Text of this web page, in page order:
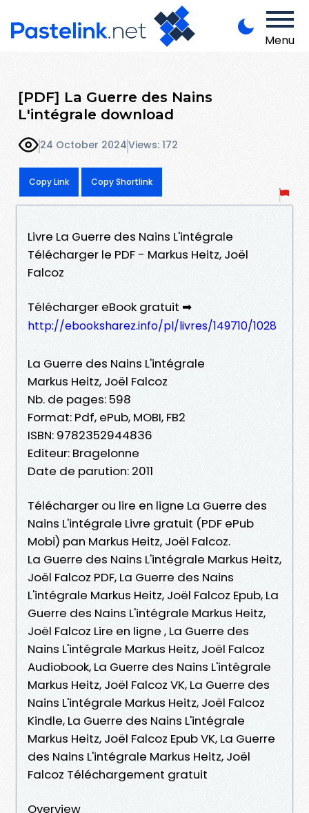
Menu
[PDF] La Guerre des Nains
L'intégrale download
24 October 2024Views: 172
Copy Link Copy Shortlink
Livre La Guerre des Nains L'intégrale
Télécharger le PDF - Markus Heitz, Joël
Falcoz
Télécharger eBook gratuit ➡
http://ebooksharez.info/pl/livres/149710/1028
La Guerre des Nains L'intégrale
Markus Heitz, Joël Falcoz
Nb. de pages: 598
Format: Pdf, ePub, MOBI, FB2
ISBN: 9782352944836
Editeur: Bragelonne
Date de parution: 2011
Télécharger ou lire en ligne La Guerre des
Nains L'intégrale Livre gratuit (PDF ePub
Mobi) pan Markus Heitz, Joël Falcoz.
La Guerre des Nains L'intégrale Markus Heitz,
Joël Falcoz PDF, La Guerre des Nains
L'intégrale Markus Heitz, Joël Falcoz Epub, La
Guerre des Nains L'intégrale Markus Heitz,
Joël Falcoz Lire en ligne , La Guerre des
Nains L'intégrale Markus Heitz, Joël Falcoz
Audiobook, La Guerre des Nains L'intégrale
Markus Heitz, Joël Falcoz VK, La Guerre des
Nains L'intégrale Markus Heitz, Joël Falcoz
Kindle, La Guerre des Nains L'intégrale
Markus Heitz, Joël Falcoz Epub VK, La Guerre
des Nains L'intégrale Markus Heitz, Joël
Falcoz Téléchargement gratuit
Overview